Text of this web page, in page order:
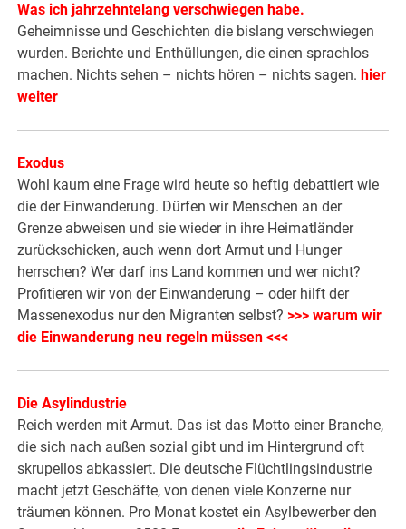
Was ich jahrzehntelang verschwiegen habe.
Geheimnisse und Geschichten die bislang verschwiegen
wurden. Berichte und Enthüllungen, die einen sprachlos
machen. Nichts sehen – nichts hören – nichts sagen. hier
weiter
Exodus
Wohl kaum eine Frage wird heute so heftig debattiert wie
die der Einwanderung. Dürfen wir Menschen an der
Grenze abweisen und sie wieder in ihre Heimatländer
zurückschicken, auch wenn dort Armut und Hunger
herrschen? Wer darf ins Land kommen und wer nicht?
Profitieren wir von der Einwanderung – oder hilft der
Massenexodus nur den Migranten selbst? >>> warum wir
die Einwanderung neu regeln müssen <<<
Die Asylindustrie
Reich werden mit Armut. Das ist das Motto einer Branche,
die sich nach außen sozial gibt und im Hintergrund oft
skrupellos abkassiert. Die deutsche Flüchtlingsindustrie
macht jetzt Geschäfte, von denen viele Konzerne nur
träumen können. Pro Monat kostet ein Asylbewerber den